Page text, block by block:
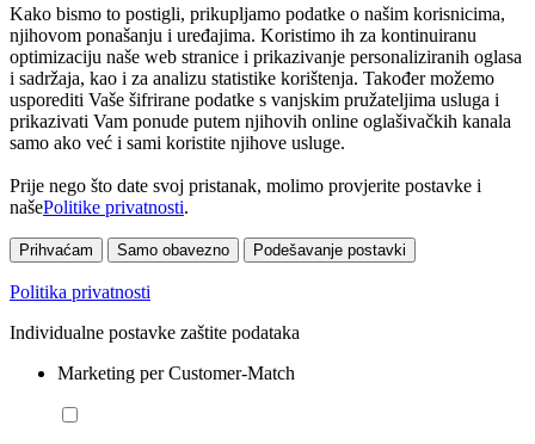
Kako bismo to postigli, prikupljamo podatke o našim korisnicima,
njihovom ponašanju i uređajima. Koristimo ih za kontinuiranu
optimizaciju naše web stranice i prikazivanje personaliziranih oglasa
i sadržaja, kao i za analizu statistike korištenja. Također možemo
usporediti Vaše šifrirane podatke s vanjskim pružateljima usluga i
prikazivati Vam ponude putem njihovih online oglašivačkih kanala
samo ako već i sami koristite njihove usluge.
Prije nego što date svoj pristanak, molimo provjerite postavke i
našePolitike privatnosti.
Prihvaćam Samo obavezno Podešavanje postavki
Politika privatnosti
Individualne postavke zaštite podataka
Marketing per Customer-Match